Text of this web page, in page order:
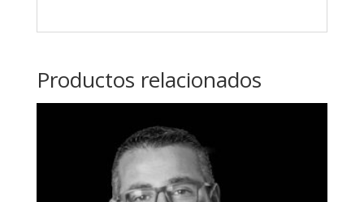
Productos relacionados